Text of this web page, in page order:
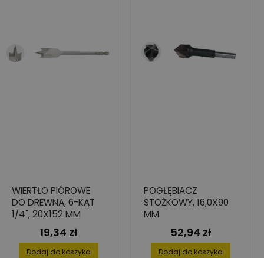
WIERTŁO PIÓROWE
DO DREWNA, 6-KĄT
1/4", 20X152 MM
Cena
19,34 zł
Dodaj do koszyka
POGŁĘBIACZ
STOŻKOWY, 16,0X90
MM
Cena
52,94 zł
Dodaj do koszyka